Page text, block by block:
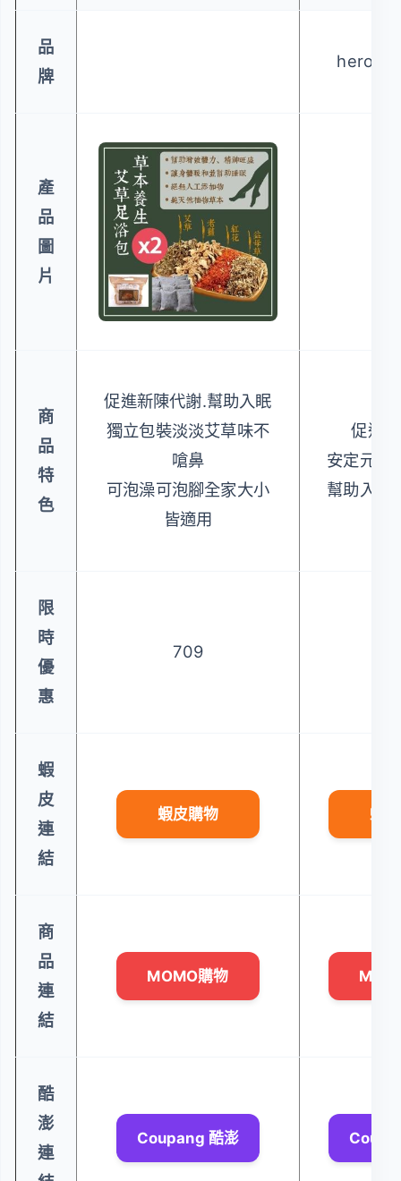
品
牌
產
品
圖
片
商
品
特
色
促進新陳代謝.幫助入眠
獨立包裝淡淡艾草味不
嗆鼻
可泡澡可泡腳全家大小
皆適用
促進
安定元神
幫助入睡
限
時
優
惠
709
蝦
皮
連
結
蝦皮購物 蝦
商
品
連
結
MOMO購物
酷
澎
連
Coupang 酷澎